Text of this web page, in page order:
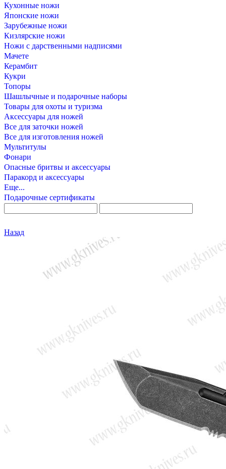
Кухонные ножи
Японские ножи
Зарубежные ножи
Кизлярские ножи
Ножи с дарственными надписями
Мачете
Керамбит
Кукри
Топоры
Шашлычные и подарочные наборы
Товары для охоты и туризма
Аксессуары для ножей
Все для заточки ножей
Все для изготовления ножей
Мультитулы
Фонари
Опасные бритвы и аксессуары
Паракорд и аксессуары
Еще...
Подарочные сертификаты
Назад